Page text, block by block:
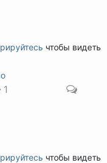
чтобы видеть
1
чтобы видеть